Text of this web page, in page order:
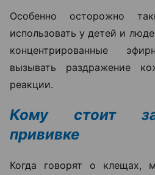
Особенно осторожно
использовать у детей и
концентрированные
вызывать раздражение
реакции.
Кому стоит
прививке
Когда говорят о клещах,